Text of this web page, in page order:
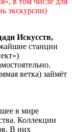
экскурсии)
Искусств,
станции
ветка) займёт
в мире
Коллекции
В них